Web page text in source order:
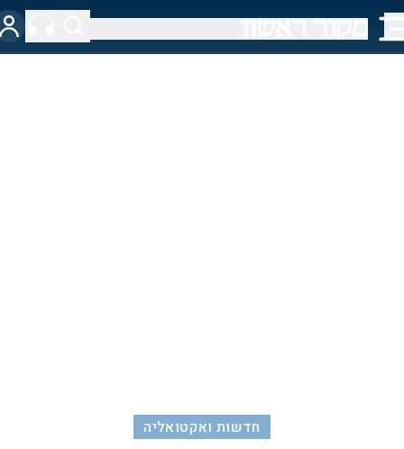
חדשות ואקטואליה